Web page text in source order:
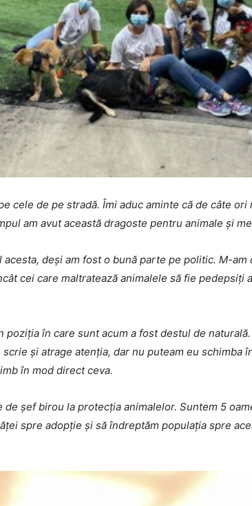
cele de pe stradă. Îmi aduc aminte că de câte
am avut această dragoste pentru animale și
deși am fost o bună parte pe politic. M-
cei care maltratează animalele să fie
în care sunt acum a fost destul de
și atrage atenția, dar nu puteam eu schimba
în mod direct ceva.
șef birou la protecția animalelor. Suntem 5
spre adopție și să îndreptăm populația spre